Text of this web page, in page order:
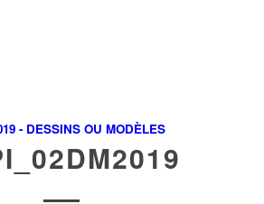
- DESSINS OU MODÈLES